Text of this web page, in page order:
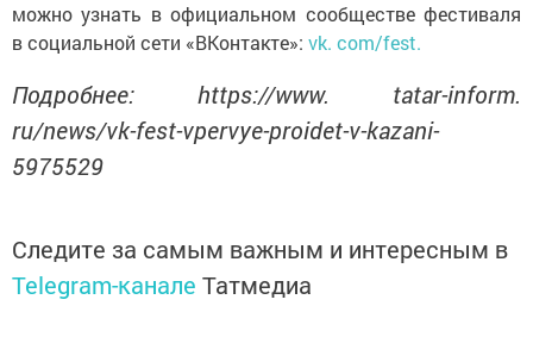
можно узнать в официальном сообществе фестиваля
в социальной сети «ВКонтакте»: vk. com/fest.
Подробнее: https://www. tatar-inform.
ru/news/vk-fest-vpervye-proidet-v-kazani-
5975529
Следите за самым важным и интересным в
Telegram-канале Татмедиа